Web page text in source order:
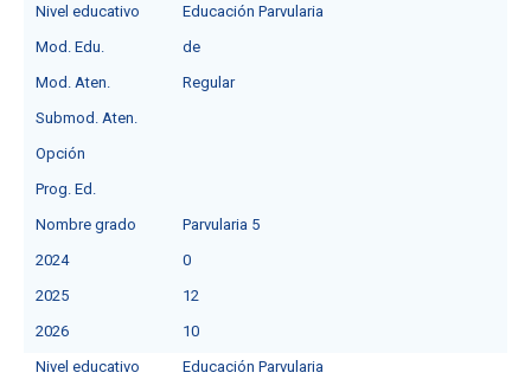
Nivel educativo
Educación Parvularia
Mod. Edu.
de
Mod. Aten.
Regular
Submod. Aten.
Opción
Prog. Ed.
Nombre grado
Parvularia 5
2024
0
2025
12
2026
10
Nivel educativo
Educación Parvularia